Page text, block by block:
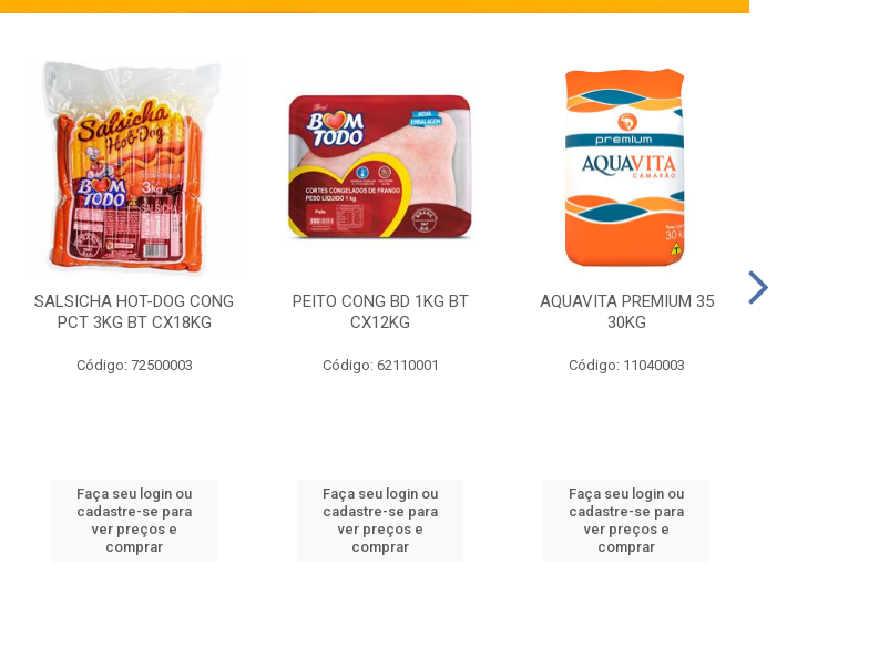
SALSICHA HOT-DOG CONG
PCT 3KG BT CX18KG
Código: 72500003
Faça seu login ou
cadastre-se para
ver preços e
comprar
PEITO CONG BD 1KG BT
CX12KG
Código: 62110001
Faça seu login ou
cadastre-se para
ver preços e
comprar
AQUAVITA PREMIUM 35
30KG
Código: 11040003
Faça seu login ou
cadastre-se para
ver preços e
comprar